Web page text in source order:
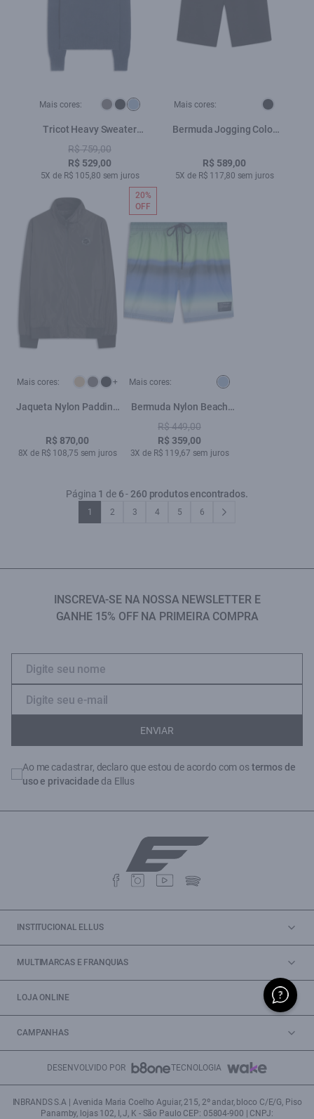
Mais cores:
Tricot Heavy Sweater
Azul Bic
R$ 759,00
R$ 529,00
5X de R$ 105,80 sem juros
Mais cores:
Bermuda Jogging Color
R$ 589,00
5X de R$ 117,80 sem juros
Mais cores: +
Jaqueta Nylon Padding
R$ 870,00
8X de R$ 108,75 sem juros
Mais cores:
Bermuda Nylon Beach
Trucker Grandient Azul
R$ 449,00
R$ 359,00
3X de R$ 119,67 sem juros
20%
OFF
Página 1 de 6- 260 produtos encontrados.
1 2 3 4 5 6
INSCREVA-SE NA NOSSA NEWSLETTER E
GANHE 15% OFF NA PRIMEIRA COMPRA
ENVIAR
Ao me cadastrar, declaro que estou de acordo com ostermos de
uso e privacidade da Ellus
INSTITUCIONAL ELLUS
MULTIMARCAS E FRANQUIAS
LOJA ONLINE
CAMPANHAS
DESENVOLVIDO POR TECNOLOGIA
INBRANDS S.A | Avenida Maria Coelho Aguiar, 215, 2º andar, bloco C/E/G, Piso
Panamby, lojas 102, I, J, K - São Paulo CEP: 05804-900 | CNPJ: